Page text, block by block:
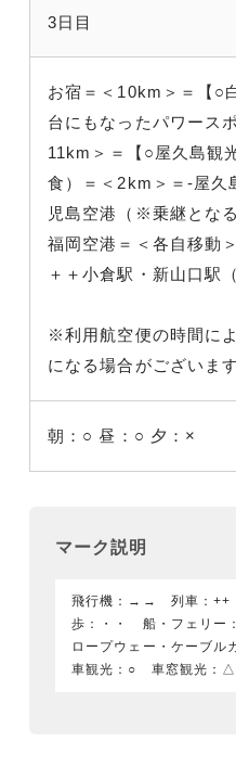
3日目
お宿＝＜10km＞＝【○
台にもなったパワース
11km＞＝【○屋久島観
食）＝＜2km＞＝-屋
児島空港（※乗継とな
福岡空港＝＜各自移動
＋＋小倉駅・新山口駅
※利用航空便の時間に
になる場合がございます
朝：○ 昼：○ 夕：×
マーク説明
飛行機：→→ 列車：
歩：・・ 船・フェリー
ロープウェー・ケーブ
車観光：○ 車窓観光：△